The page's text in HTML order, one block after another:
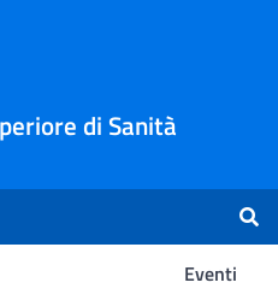
di Sanità
Eventi